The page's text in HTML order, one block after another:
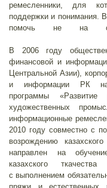
ремесленники, для
поддержки и понимания.
помочь не
В 2006 году
финансовой и
Центральной Азии),
и информации РК
программы
художественных
информационные
2010 году совместно с
возрождению
направлен на
казахского
с выполнением